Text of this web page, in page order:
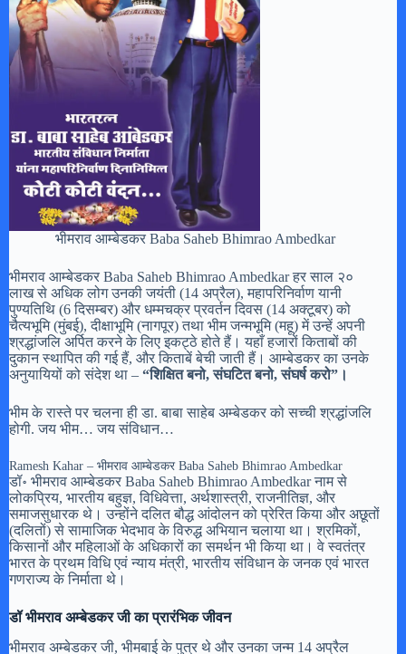
भीमराव आम्बेडकर Baba Saheb Bhimrao Ambedkar
भीमराव आम्बेडकर Baba Saheb Bhimrao Ambedkar हर साल २०
लाख से अधिक लोग उनकी जयंती (14 अप्रैल), महापरिनिर्वाण यानी
पुण्यतिथि (6 दिसम्बर) और धम्मचक्र प्रवर्तन दिवस (14 अक्टूबर) को
चैत्यभूमि (मुंबई), दीक्षाभूमि (नागपूर) तथा भीम जन्मभूमि (महू) में उन्हें अपनी
श्रद्धांजलि अर्पित करने के लिए इकट्ठे होते हैं। यहाँ हजारों किताबों की
दुकान स्थापित की गई हैं, और किताबें बेची जाती हैं। आम्बेडकर का उनके
अनुयायियों को संदेश था – “शिक्षित बनो, संघटित बनो, संघर्ष करो”।
भीम के रास्ते पर चलना ही डा. बाबा साहेब अम्बेडकर को सच्ची श्रद्धांजलि
होगी. जय भीम… जय संविधान…
Ramesh Kahar – भीमराव आम्बेडकर Baba Saheb Bhimrao Ambedkar
डॉ॰ भीमराव आम्बेडकर Baba Saheb Bhimrao Ambedkar नाम से
लोकप्रिय, भारतीय बहुज्ञ, विधिवेत्ता, अर्थशास्त्री, राजनीतिज्ञ, और
समाजसुधारक थे। उन्होंने दलित बौद्ध आंदोलन को प्रेरित किया और अछूतों
(दलितों) से सामाजिक भेदभाव के विरुद्ध अभियान चलाया था। श्रमिकों,
किसानों और महिलाओं के अधिकारों का समर्थन भी किया था। वे स्वतंत्र
भारत के प्रथम विधि एवं न्याय मंत्री, भारतीय संविधान के जनक एवं भारत
गणराज्य के निर्माता थे।
डॉ भीमराव अम्बेडकर जी का प्रारंभिक जीवन
भीमराव अम्बेडकर जी, भीमबाई के पुत्र थे और उनका जन्म 14 अप्रैल